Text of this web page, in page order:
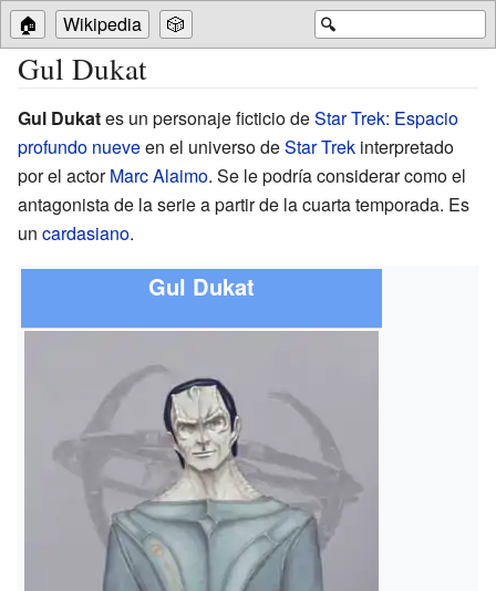
🔍
🏠 Wikipedia 🎲
Gul Dukat
Gul Dukates un personaje ficticio deStar Trek: Espacio
profundo nueveen el universo deStar Trek interpretado
por el actorMarc Alaimo. Se le podría considerar como el
antagonista de la serie a partir de la cuarta temporada. Es
un cardasiano.
Gul Dukat